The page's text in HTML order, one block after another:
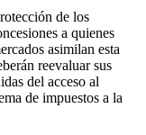
de los
a quienes
asimilan esta
reevaluar sus
del acceso al
de impuestos a la